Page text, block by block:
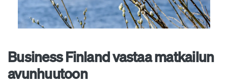
Business Finland vastaa matkailun
avunhuutoon